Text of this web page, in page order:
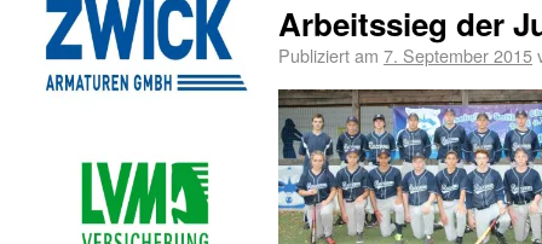
Arbeitssieg der
Publiziert am 7. September 2015